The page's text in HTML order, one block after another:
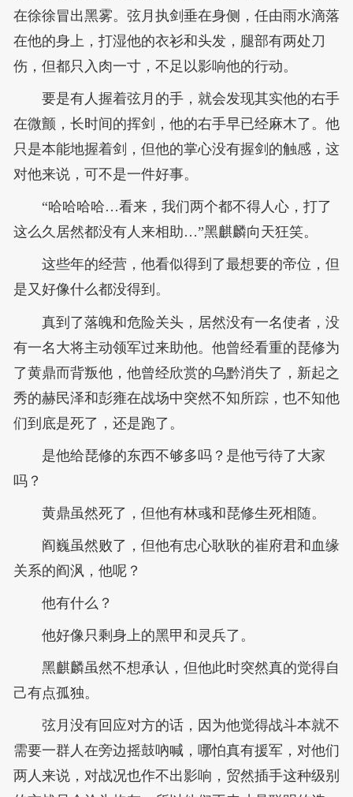
在徐徐冒出黑雾。弦月执剑垂在身侧，任由雨水滴落
在他的身上，打湿他的衣衫和头发，腿部有两处刀
伤，但都只入肉一寸，不足以影响他的行动。
要是有人握着弦月的手，就会发现其实他的右手
在微颤，长时间的挥剑，他的右手早已经麻木了。他
只是本能地握着剑，但他的掌心没有握剑的触感，这
对他来说，可不是一件好事。
“哈哈哈哈…看来，我们两个都不得人心，打了
这么久居然都没有人来相助…”黑麒麟向天狂笑。
这些年的经营，他看似得到了最想要的帝位，但
是又好像什么都没得到。
真到了落魄和危险关头，居然没有一名使者，没
有一名大将主动领军过来助他。他曾经看重的琵修为
了黄鼎而背叛他，他曾经欣赏的乌黔消失了，新起之
秀的赫民泽和彭雍在战场中突然不知所踪，也不知他
们到底是死了，还是跑了。
是他给琵修的东西不够多吗？是他亏待了大家
吗？
黄鼎虽然死了，但他有林彧和琵修生死相随。
阎巍虽然败了，但他有忠心耿耿的崔府君和血缘
关系的阎沨，他呢？
他有什么？
他好像只剩身上的黑甲和灵兵了。
黑麒麟虽然不想承认，但他此时突然真的觉得自
己有点孤独。
弦月没有回应对方的话，因为他觉得战斗本就不
需要一群人在旁边摇鼓吶喊，哪怕真有援军，对他们
两人来说，对战况也作不出影响，贸然插手这种级别